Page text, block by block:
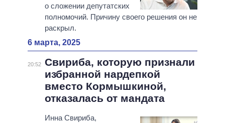
о сложении депутатских
полномочий. Причину своего решения он не
раскрыл.
6 марта, 2025
20:52 Свириба, которую признали
избранной нардепкой
вместо Кормышкиной,
отказалась от мандата
Инна Свириба,